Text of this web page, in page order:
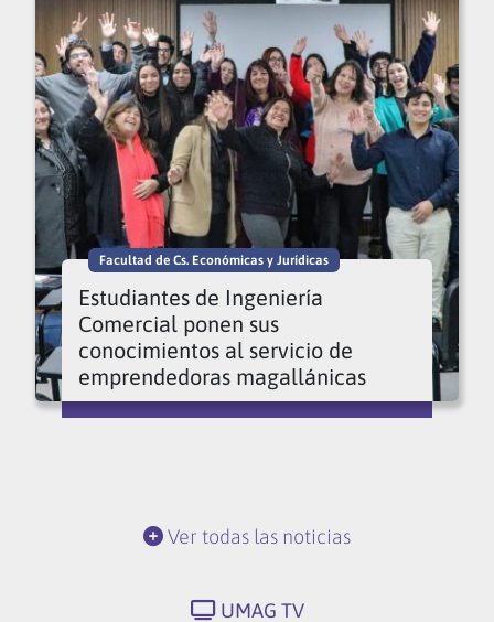
Facultad de Cs. Económicas y Jurídicas
Estudiantes de Ingeniería
Comercial ponen sus
conocimientos al servicio de
emprendedoras magallánicas
Ver todas las noticias
UMAG TV